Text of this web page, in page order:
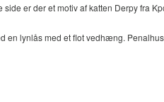
er der et motiv af katten Derpy fra
en lynlås med et flot vedhæng.